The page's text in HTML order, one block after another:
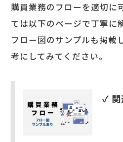
購買業務のフローを適切に
ては以下のページで丁寧に
フロー図のサンプルも掲載
考にしてみてください。
✓ 関